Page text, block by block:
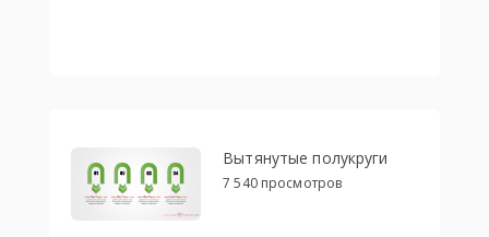
Вытянутые полукруги
7 540 просмотров